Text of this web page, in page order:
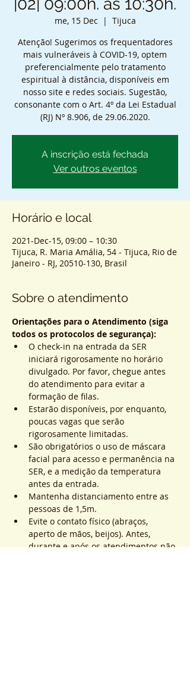
me, 15 Dec
  |
Tijuca
Atenção! Sugerimos os frequentadores
mais vulneráveis à COVID-19, optem
preferencialmente pelo tratamento
espiritual à distância, disponíveis em
nosso site e redes sociais. Sugestão,
consonante com o Art. 4º da Lei Estadual
(RJ) Nº 8.906, de 29.06.2020.
A inscrição está fechada
Ver outros eventos
Horário e local
2021-Dec-15, 09:00 – 10:30
Tijuca, R. Maria Amália, 54 - Tijuca, Rio de
Janeiro - RJ, 20510-130, Brasil
Sobre o atendimento
Orientações para o Atendimento (siga
todos os protocolos de segurança):
O check-in na entrada da SER
iniciará rigorosamente no horário
divulgado. Por favor, chegue antes
do atendimento para evitar a
formação de filas.
Estarão disponíveis, por enquanto,
poucas vagas que serão
rigorosamente limitadas.
São obrigatórios o uso de máscara
facial para acesso e permanência na
SER, e a medição da temperatura
antes da entrada.
Mantenha distanciamento entre as
pessoas de 1,5m.
Evite o contato físico (abraços,
aperto de mãos, beijos). Antes,
durante e após os atendimentos não